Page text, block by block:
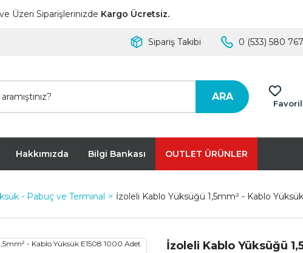
Üzeri Siparişlerinizde Kargo Ücretsiz.
Sipariş Takibi 0 (533) 580
ARA
Hakkımızda Bilgi Bankası OUTLET ÜRÜNLER
- Pabuç ve Terminal İzoleli Kablo Yüksüğü 1,5mm² - Kablo
İzoleli Kablo Yüksüğü